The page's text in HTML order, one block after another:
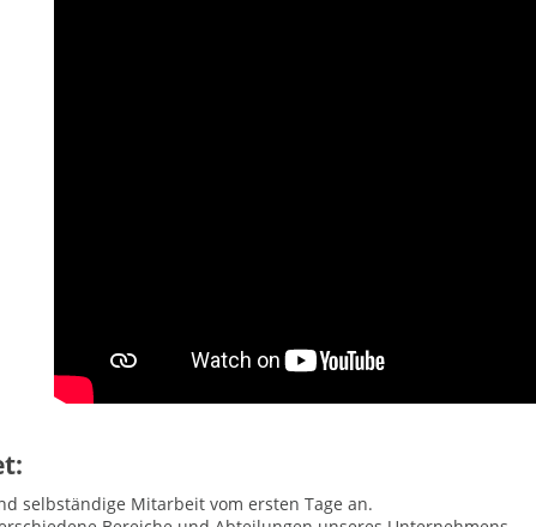
selbständige Mitarbeit vom ersten Tage an.